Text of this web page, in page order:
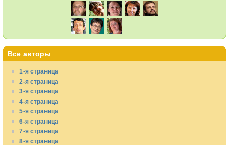
Все авторы
1-я страница
2-я страница
3-я страница
4-я страница
5-я страница
6-я страница
7-я страница
8-я страница